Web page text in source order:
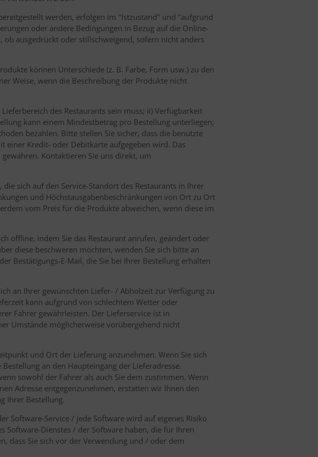
werden, erfolgen im "Istzustand" und "aufgrund
oder andere Bedingungen in Bezug auf die Online-
ausgedrückt oder stillschweigend, sofern nicht anders
können Unterschiede (z. B. Farbe, Form usw.) zu den
Weise, wenn die Beschreibung der Produkte nicht
des Restaurants sein muss; ii) Verfügbarkeit
kann einem Mindestbetrag pro Bestellung unterliegen;
bezahlen. Bitte stellen Sie sicher, dass die benutzte
einer Kredit- oder Debitkarte aufgegeben wird. Das
Kontaktieren Sie uns direkt, um
sich auf den Service-Standort des Restaurants in Ihrer
und Höchstausgabenbeschränkungen von Ort zu Ort
vom Preis für die Produkte abweichen, wenn diese im
offline, indem Sie das Restaurant anrufen, geändert oder
diese beschweren möchten, wenden Sie sich bitte an
Bestätigungs-E-Mail, die Sie bei Ihrer Bestellung erhalten
an Ihrer gewünschten Liefer- / Abholzeit zur Verfügung zu
kann aufgrund von schlechtem Wetter oder
Fahrer gewährleisten. Der Lieferservice ist in
Umstände möglicherweise vorübergehend nicht
und Ort der Lieferung anzunehmen. Wenn Sie sich
an den Haupteingang der Lieferadresse.
sowohl der Fahrer als auch Sie dem zustimmen. Wenn
Adresse entgegenzunehmen, erstatten wir Ihnen den
Ihrer Bestellung.
Software-Service / jede Software wird auf eigenes Risiko
Software-Dienstes / der Software haben, die für Ihren
dass Sie sich vor der Verwendung und / oder dem